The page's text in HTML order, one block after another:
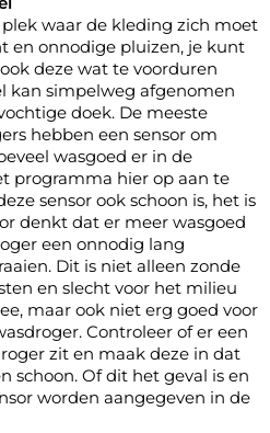
waar de kleding zich moet
en onnodige pluizen, je kunt
deze wat te voorduren
kan simpelweg afgenomen
doek. De meeste
hebben een sensor om
wasgoed er in de
programma hier op aan te
sensor ook schoon is, het is
denkt dat er meer wasgoed
een onnodig lang
Dit is niet alleen zonde
en slecht voor het milieu
maar ook niet erg goed voor
Controleer of er een
zit en maak deze in dat
schoon. Of dit het geval is en
worden aangegeven in de